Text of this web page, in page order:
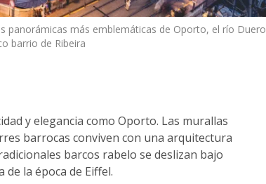
panorámicas más emblemáticas de Oporto, el río Duero
barrio de Ribeira
y elegancia como Oporto. Las murallas
barrocas conviven con una arquitectura
barcos rabelo se deslizan bajo
la época de Eiffel.